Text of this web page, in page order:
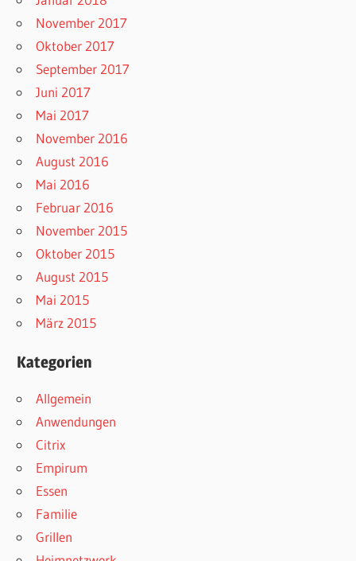
November 2017
Oktober 2017
September 2017
Juni 2017
Mai 2017
November 2016
August 2016
Mai 2016
Februar 2016
November 2015
Oktober 2015
August 2015
Mai 2015
März 2015
Kategorien
Allgemein
Anwendungen
Citrix
Empirum
Essen
Familie
Grillen